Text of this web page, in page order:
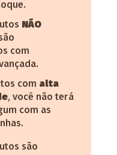
NÃO
com
com alta
, você não terá
com as
são